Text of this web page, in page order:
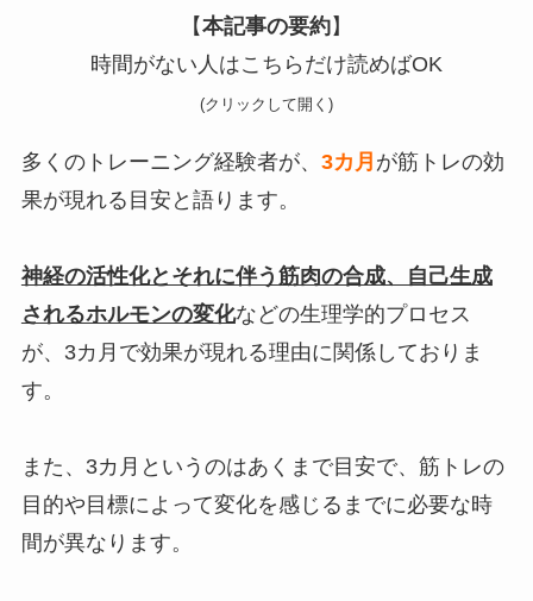
【本記事の要約】
時間がない人はこちらだけ読めばOK
(クリックして開く)
多くのトレーニング経験者が、 3カ月 が筋トレの効
果が現れる目安と語ります。
神経の活性化とそれに伴う筋肉の合成、自己生成
されるホルモンの変化などの生理学的プロセス
が、3カ月で効果が現れる理由に関係しておりま
す。
また、3カ月というのはあくまで目安で、筋トレの
目的や目標によって変化を感じるまでに必要な時
間が異なります。